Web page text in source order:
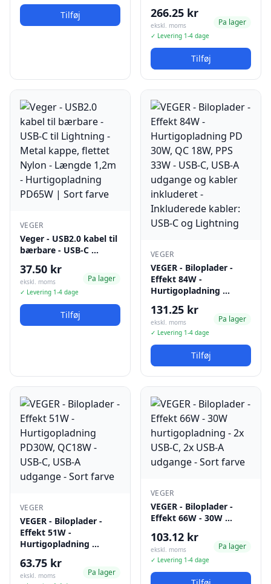
Tilføj 266.25 kr
ekskl. moms
✓ Levering 1-4 dage
Pa lager
Tilføj
VEGER
Veger - USB2.0 kabel til
bærbare - USB-C …
37.50 kr
ekskl. moms
✓ Levering 1-4 dage
Pa lager
Tilføj
VEGER
VEGER - Biloplader -
Effekt 84W -
Hurtigopladning …
131.25 kr
ekskl. moms
✓ Levering 1-4 dage
Pa lager
Tilføj
VEGER
VEGER - Biloplader -
Effekt 51W -
Hurtigopladning …
63.75 kr
ekskl. moms
Pa lager
VEGER
VEGER - Biloplader -
Effekt 66W - 30W …
103.12 kr
ekskl. moms
✓ Levering 1-4 dage
Pa lager